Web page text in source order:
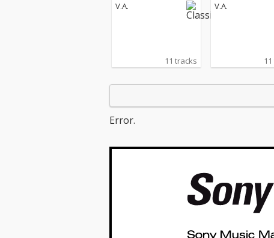
V.A.
11 tracks
V.A.
Error.